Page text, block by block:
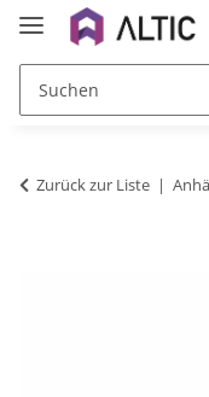
Zurück zur Liste